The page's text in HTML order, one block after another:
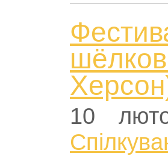
10